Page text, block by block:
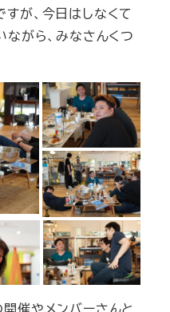
が、今日はしなくて
ながら、みなさんくつ